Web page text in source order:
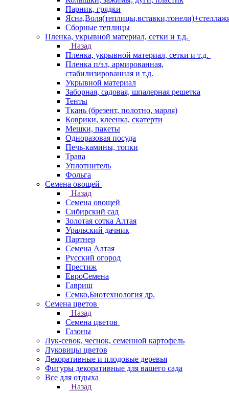
Парник, грядки
Сборные теплицы
Пленка, укрывной материал, сетки и т.д.
Назад
Пленка, укрывной материал, сетки и т.д.
Пленка п/эл, армированная,
стабилизированная и т.д.
Укрывной материал
Заборная, садовая, шпалерная решетка
Тенты
Ткань (брезент, полотно, марля)
Коврики, клеенка, скатерти
Мешки, пакеты
Одноразовая посуда
Печь-камины, топки
Трава
Уплотнитель
Фольга
Семена овощей
Назад
Семена овощей
Сибирский сад
Золотая сотка Алтая
Уральский дачник
Партнер
Семена Алтая
Русский огород
Престиж
ЕвроСемена
Гавриш
Семко,Биотехнология др.
Семена цветов
Назад
Семена цветов
Газоны
Лук-севок, чеснок, семенной картофель
Луковицы цветов
Декоративные и плодовые деревья
Фигуры декоративные для вашего сада
Все для отдыха
Назад